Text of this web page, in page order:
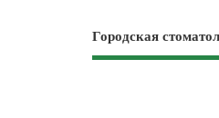
Городская